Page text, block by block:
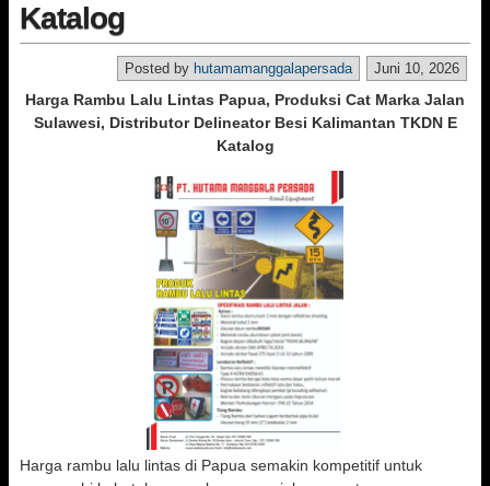
Katalog
Juni 10, 2026
Posted by hutamamanggalapersada
Harga Rambu Lalu Lintas Papua, Produksi Cat Marka Jalan
Sulawesi, Distributor Delineator Besi Kalimantan TKDN E
Katalog
Harga rambu lalu lintas di Papua semakin kompetitif untuk